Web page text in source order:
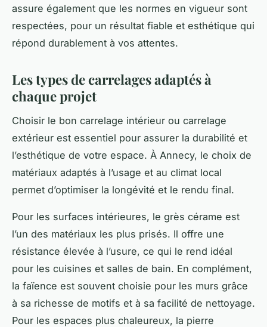
assure également que les normes en vigueur sont
respectées, pour un résultat fiable et esthétique qui
répond durablement à vos attentes.
Les types de carrelages adaptés à
chaque projet
Choisir le bon carrelage intérieur ou carrelage
extérieur est essentiel pour assurer la durabilité et
l’esthétique de votre espace. À Annecy, le choix de
matériaux adaptés à l’usage et au climat local
permet d’optimiser la longévité et le rendu final.
Pour les surfaces intérieures, le grès cérame est
l’un des matériaux les plus prisés. Il offre une
résistance élevée à l’usure, ce qui le rend idéal
pour les cuisines et salles de bain. En complément,
la faïence est souvent choisie pour les murs grâce
à sa richesse de motifs et à sa facilité de nettoyage.
Pour les espaces plus chaleureux, la pierre